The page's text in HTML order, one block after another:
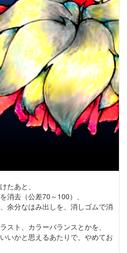
たあと、
消去（公差70～100）、
余分なはみ出しを、消しゴムで消
スト、カラーバランスとかを、
いかと思えるあたりで、やめてお